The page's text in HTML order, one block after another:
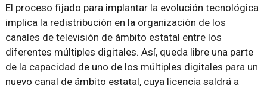
El proceso fijado para implantar la evolución tecnológica
implica la redistribución en la organización de los
canales de televisión de ámbito estatal entre los
diferentes múltiples digitales. Así, queda libre una parte
de la capacidad de uno de los múltiples digitales para un
nuevo canal de ámbito estatal, cuya licencia saldrá a